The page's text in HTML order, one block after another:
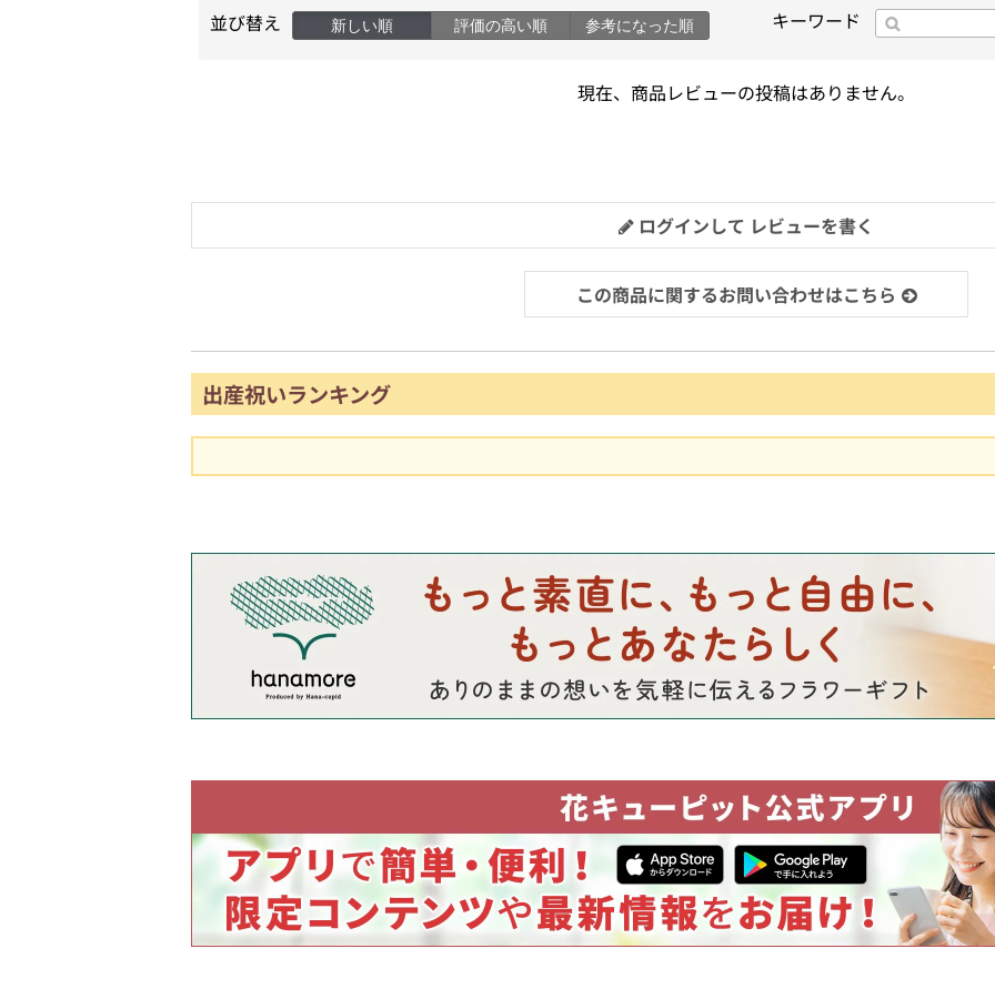
並び替え 新しい順 評価の高い順 参考になった順 キーワード
現在、商品レビューの投稿はありません。
ログインして レビューを書く
この商品に関するお問い合わせはこちら
出産祝いランキング